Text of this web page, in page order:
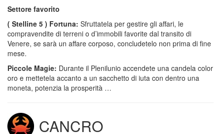
Settore favorito
( Stelline 5 ) Fortuna: Sfruttatela per gestire gli affari, le
compravendite di terreni o d’immobili favorite dal transito di
Venere, se sarà un affare corposo, concludetelo non prima di fine
mese.
Piccole Magie: Durante il Plenilunio accendete una candela color
oro e mettetela accanto a un sacchetto di iuta con dentro una
moneta, potenzia la prosperità …
CANCRO